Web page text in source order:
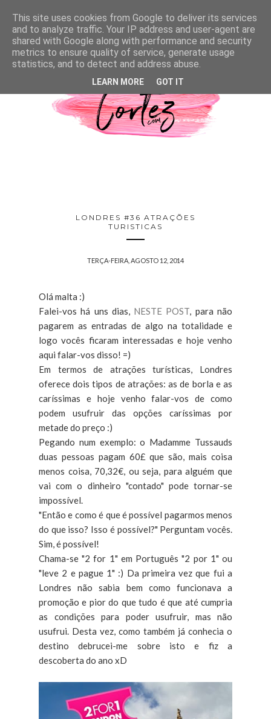
LONDRES #36 ATRAÇÕES
TURISTICAS
TERÇA-FEIRA, AGOSTO 12, 2014
Olá malta :)
Falei-vos há uns dias, NESTE POST, para não
pagarem as entradas de algo na totalidade e
logo vocês ficaram interessadas e hoje venho
aqui falar-vos disso! =)
Em termos de atrações turísticas, Londres
oferece dois tipos de atrações: as de borla e as
caríssimas e hoje venho falar-vos de como
podem usufruir das opções caríssimas por
metade do preço :)
Pegando num exemplo: o Madamme Tussauds
duas pessoas pagam 60£ que são, mais coisa
menos coisa, 70,32€, ou seja, para alguém que
vai com o dinheiro "contado" pode tornar-se
impossível.
"Então e como é que é possível pagarmos menos
do que isso? Isso é possível?" Perguntam vocês.
Sim, é possível!
Chama-se "2 for 1" em Português "2 por 1" ou
"leve 2 e pague 1" :) Da primeira vez que fui a
Londres não sabia bem como funcionava a
promoção e pior do que tudo é que até cumpria
as condições para poder usufruir, mas não
usufrui. Desta vez, como também já conhecia o
destino debrucei-me sobre isto e fiz a
descoberta do ano xD
This site uses cookies from Google to deliver its services
and to analyze traffic. Your IP address and user-agent are
shared with Google along with performance and security
metrics to ensure quality of service, generate usage
statistics, and to detect and address abuse.
LEARN MORE GOT IT